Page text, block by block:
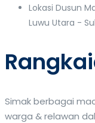
Lokasi Dusun
Luwu Utara -
Simak berbagai
warga & relawan